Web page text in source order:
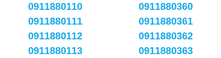
0911880110
0911880111
0911880112
0911880113
0911880360
0911880361
0911880362
0911880363